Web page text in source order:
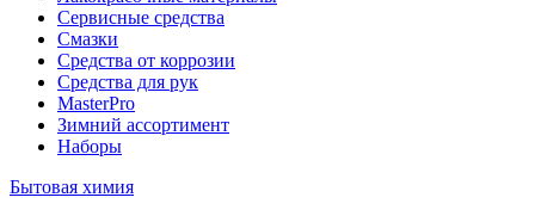
Сервисные средства
Смазки
Средства от коррозии
Средства для рук
MasterPro
Зимний ассортимент
Наборы
Бытовая химия